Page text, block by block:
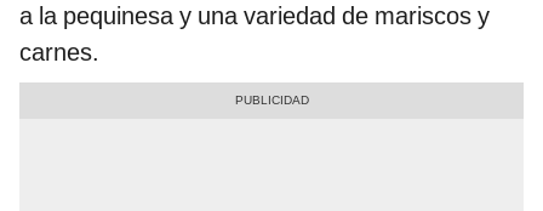
a la pequinesa y una variedad de mariscos y
carnes.